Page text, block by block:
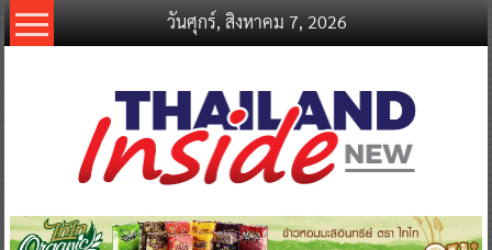
Skip
to
วันศุกร์, สิงหาคม 7, 2026
thailandinsidenew.com